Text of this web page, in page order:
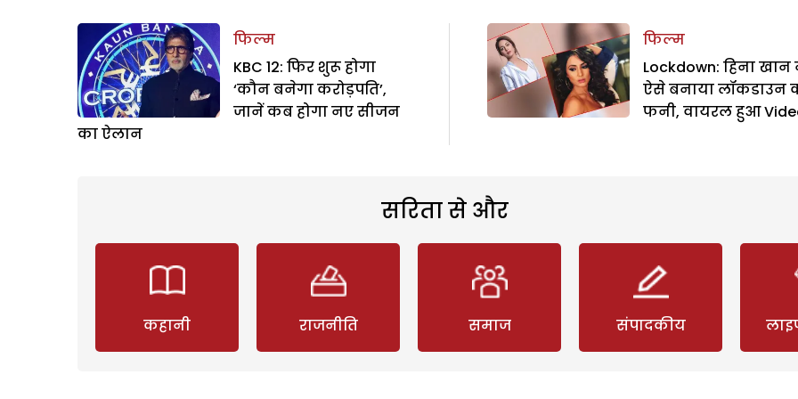
फिल्म
KBC 12: फिर शुरू होगा
‘कौन बनेगा करोड़पति’,
जानें कब होगा नए सीजन
का ऐलान
फिल्म
Lockdown: हिना खान
ऐसे बनाया लॉकडाउन
फनी, वायरल हुआ
सरिता से और
कहानी राजनीति समाज संपादकीय